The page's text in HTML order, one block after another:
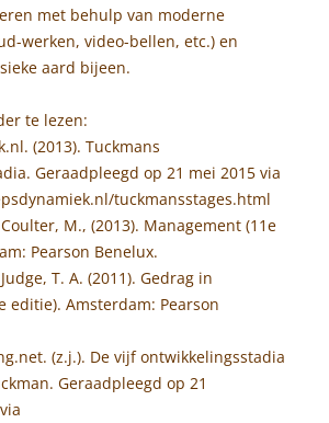
met behulp van moderne
werken, video-bellen, etc.) en
aard bijeen.
te lezen:
(2013). Tuckmans
Geraadpleegd op 21 mei 2015 via
tuckmansstages.html
M., (2013). Management (11e
Pearson Benelux.
T. A. (2011). Gedrag in
editie). Amsterdam: Pearson
(z.j.). De vijf ontwikkelingsstadia
Geraadpleegd op 21